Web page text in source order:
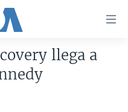
llega a